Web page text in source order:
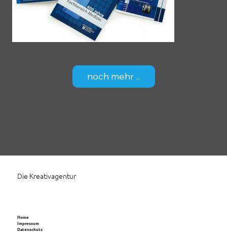
noch mehr ...
Die Kreativagentur
Home
Impressum
Datenschutz